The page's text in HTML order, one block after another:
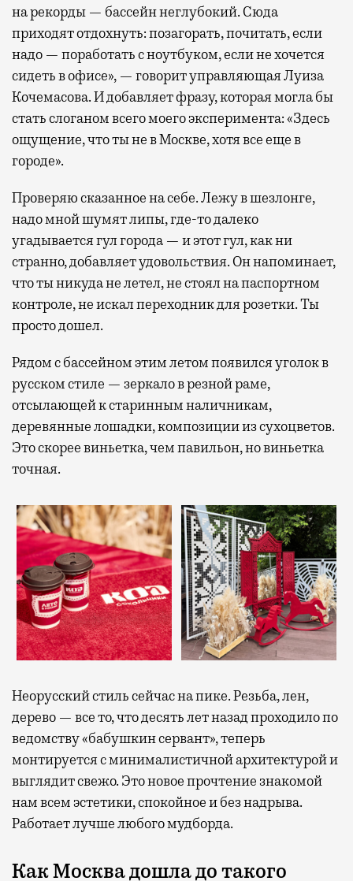
на рекорды — бассейн неглубокий. Сюда
приходят отдохнуть: позагорать, почитать, если
надо — поработать с ноутбуком, если не хочется
сидеть в офисе», — говорит управляющая Луиза
Кочемасова. И добавляет фразу, которая могла бы
стать слоганом всего моего эксперимента: «Здесь
ощущение, что ты не в Москве, хотя все еще в
городе».
Проверяю сказанное на себе. Лежу в шезлонге,
надо мной шумят липы, где-то далеко
угадывается гул города — и этот гул, как ни
странно, добавляет удовольствия. Он напоминает,
что ты никуда не летел, не стоял на паспортном
контроле, не искал переходник для розетки. Ты
просто дошел.
Рядом с бассейном этим летом появился уголок в
русском стиле — зеркало в резной раме,
отсылающей к старинным наличникам,
деревянные лошадки, композиции из сухоцветов.
Это скорее виньетка, чем павильон, но виньетка
точная.
Неорусский стиль сейчас на пике. Резьба, лен,
дерево — все то, что десять лет назад проходило по
ведомству «бабушкин сервант», теперь
монтируется с минималистичной архитектурой и
выглядит свежо. Это новое прочтение знакомой
нам всем эстетики, спокойное и без надрыва.
Работает лучше любого мудборда.
Как Москва дошла до такого